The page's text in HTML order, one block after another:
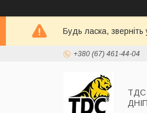
Будь ласка,
+380 (67) 461-44-04
ТДС